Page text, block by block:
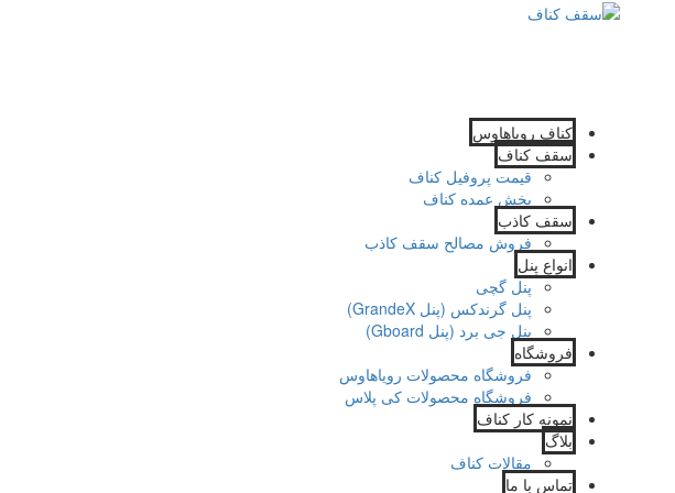
کناف رویاهاوس
سقف کناف
قیمت پروفیل کناف
پخش عمده کناف
سقف کاذب
فروش مصالح سقف کاذب
انواع پنل
پنل گچی
پنل گرندکس (پنل GrandeX)
پنل جی برد (پنل Gboard)
فروشگاه
فروشگاه محصولات رویاهاوس
فروشگاه محصولات کی پلاس
نمونه کار کناف
بلاگ
مقالات کناف
تماس با ما